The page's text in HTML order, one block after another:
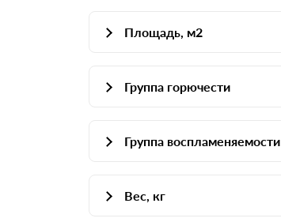
Для перегородок
Для стен
Площадь, м2
3
Группа горючести
Группа воспламеняемости
В2
Вес, кг